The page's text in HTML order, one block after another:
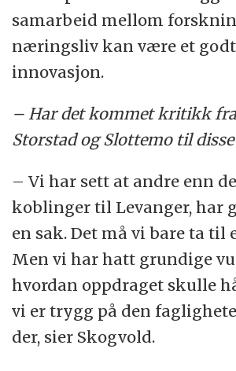
samarbeid mellom
næringsliv kan være et
innovasjon.
– Har det kommet kritikk
Storstad og Slottemo til
– Vi har sett at andre enn
koblinger til Levanger, har
en sak. Det må vi bare ta til
Men vi har hatt grundige
hvordan oppdraget skulle
vi er trygg på den
der, sier Skogvold.